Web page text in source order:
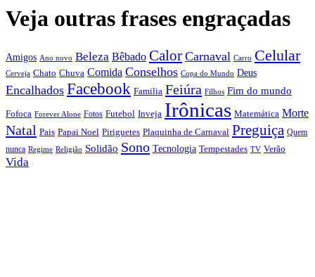
Veja outras frases engraçadas
Amigos Ano novo Beleza Bêbado Calor Carnaval Carro Celular
Cerveja Chato Chuva Comida Conselhos Copa do Mundo Deus
Encalhados Facebook Familia Feiúra Filhos Fim do mundo
Fofoca Forever Alone Fotos Futebol Inveja Irônicas Matemática Morte
Natal Pais Papai Noel Piriguetes Plaquinha de Carnaval Preguiça Quem
nunca Regime Religião Solidão Sono Tecnologia Tempestades TV Verão
Vida